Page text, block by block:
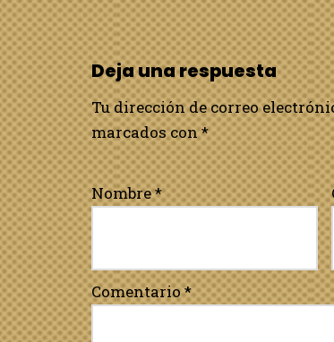
Deja una respuesta
Tu dirección de correo
marcados con*
Nombre*
Comentario*